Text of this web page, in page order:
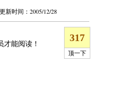
时间：2005/12/28
能阅读！